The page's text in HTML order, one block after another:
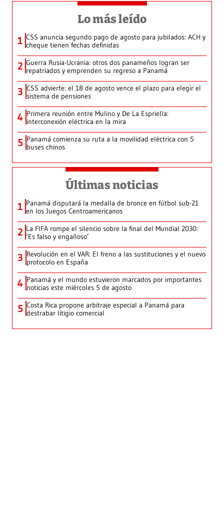
Lo más leído
1 CSS anuncia segundo pago de agosto para jubilados: ACH y
cheque tienen fechas definidas
2 Guerra Rusia-Ucrania: otros dos panameños logran ser
repatriados y emprenden su regreso a Panamá
3 CSS advierte: el 18 de agosto vence el plazo para elegir el
sistema de pensiones
4 Primera reunión entre Mulino y De La Espriella:
interconexión eléctrica en la mira
5 Panamá comienza su ruta a la movilidad eléctrica con 5
buses chinos
Últimas noticias
1 Panamá disputará la medalla de bronce en fútbol sub-21
en los Juegos Centroamericanos
2 La FIFA rompe el silencio sobre la final del Mundial 2030:
‘Es falso y engañoso’
3 Revolución en el VAR: El freno a las sustituciones y el nuevo
protocolo en España
4 Panamá y el mundo estuvieron marcados por importantes
noticias este miércoles 5 de agosto
5 Costa Rica propone arbitraje especial a Panamá para
destrabar litigio comercial